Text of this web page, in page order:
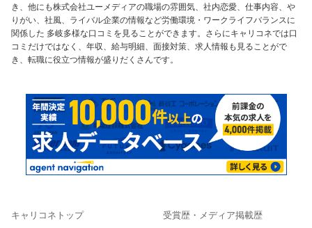
き、他にも株式会社ユーメディアの職場の雰囲気、社内恋愛、仕事内容、や
りがい、社風、ライバル企業の情報など労働環境・ワークライフバランスに
関係した 多岐多様な口コミを見ることができます。さらにキャリコネでは口
コミだけではなく、年収、給与明細、面接対策、求人情報も見ることがで
き、転職に役立つ情報が盛りだくさんです。
キャリコネトップ 受賞歴・メディア掲載歴